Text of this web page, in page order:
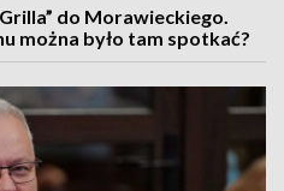
do Morawieckiego.
można było tam spotkać?